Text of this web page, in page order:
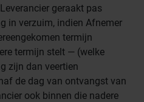
geraakt pas
in verzuim, indien Afnemer
termijn
termijn stelt — (welke
zijn dan veertien
de dag van ontvangst van
ook binnen die nadere